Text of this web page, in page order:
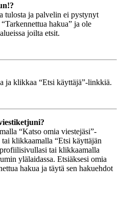
tulosta ja palvelin ei pystynyt
hakua” ja ole
joilta etsit.
ja klikkaa “Etsi käyttäjä”-linkkiä.
“Katso omia viestejäsi”-
klikkaamalla “Etsi käyttäjän
tai klikkaamalla
ylälaidassa. Etsiäksesi omia
hakua ja täytä sen hakuehdot